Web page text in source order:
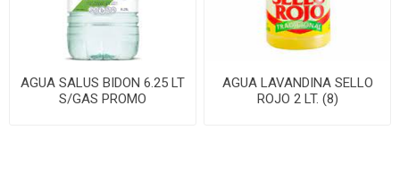
AGUA SALUS BIDON 6.25 LT
S/GAS PROMO
AGUA LAVANDINA SELLO
ROJO 2 LT. (8)